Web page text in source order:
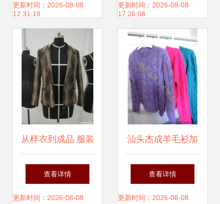
线实现高效稳定生
产，服装成品质量
显著提升
更新时间：2026-08-08
12:31:19
套装片，打造属于
你的温暖记忆
更新时间：2026-08-08
17:26:08
从样衣到成品 服装
产业中的创新与量
产之旅
查看详情
更新时间：2026-08-08
汕头杰成羊毛衫加
工厂 承接7针成件
加工，来料或成品
查看详情
更新时间：2026-08-08